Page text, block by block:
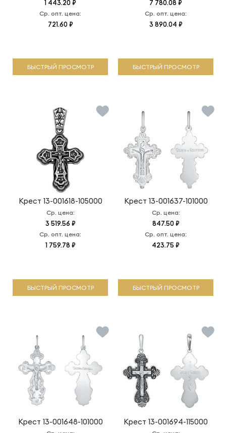
1 443.20 ₽
Ср. опт. цена:
721.60 ₽
БЫСТРЫЙ ПРОСМОТР
7 780.08 ₽
Ср. опт. цена:
3 890.04 ₽
БЫСТРЫЙ ПРОСМОТР
Крест 13-001618-105000
Ср. цена:
3 519.56 ₽
Ср. опт. цена:
1 759.78 ₽
БЫСТРЫЙ ПРОСМОТР
Крест 13-001637-101000
Ср. цена:
847.50 ₽
Ср. опт. цена:
423.75 ₽
БЫСТРЫЙ ПРОСМОТР
Крест 13-001648-101000 Крест 13-001694-115000